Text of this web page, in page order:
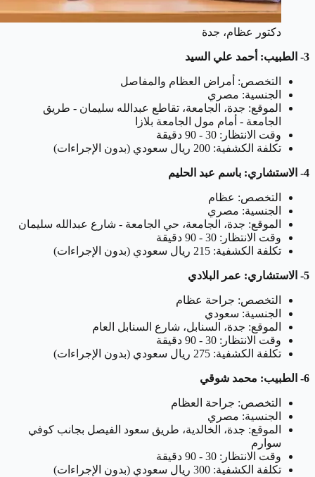
دكتور عظام، جدة
3- الطبيب: أحمد علي السيد
التخصص: أمراض العظام والمفاصل
الجنسية: مصري
الموقع: جدة، الجامعة، تقاطع عبدالله سليمان - طريق
الجامعة - أمام مول الجامعة بلازا
وقت الانتظار: 30 - 90 دقيقة
تكلفة الكشفية: 200 ريال سعودي (بدون الإجراءات)
4- الاستشاري: باسم عبد الحليم
التخصص: عظام
الجنسية: مصري
الموقع: جدة، الجامعة، حي الجامعة - شارع عبدالله سليمان
وقت الانتظار: 30 - 90 دقيقة
تكلفة الكشفية: 215 ريال سعودي (بدون الإجراءات)
5- الاستشاري: عمر البلادي
التخصص: جراحة عظام
الجنسية: سعودي
الموقع: جدة، السنابل، شارع السنابل العام
وقت الانتظار: 30 - 90 دقيقة
تكلفة الكشفية: 275 ريال سعودي (بدون الإجراءات)
6- الطبيب: محمد شوقي
التخصص: جراحة العظام
الجنسية: مصري
الموقع: جدة، الخالدية، طريق سعود الفيصل بجانب كوفي
سوارم
وقت الانتظار: 30 - 90 دقيقة
تكلفة الكشفية: 300 ريال سعودي (بدون الإجراءات)